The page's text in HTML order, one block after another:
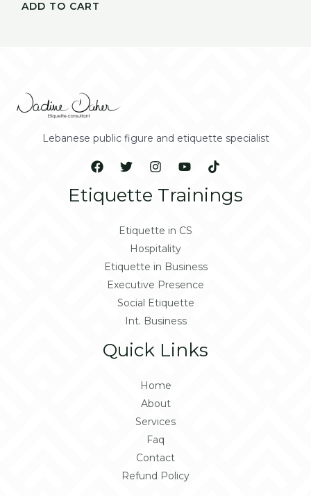
ADD TO CART
Lebanese public figure and etiquette specialist
Etiquette Trainings
Etiquette in CS
Hospitality
Etiquette in Business
Executive Presence
Social Etiquette
Int. Business
Quick Links
Home
About
Services
Faq
Contact
Refund Policy